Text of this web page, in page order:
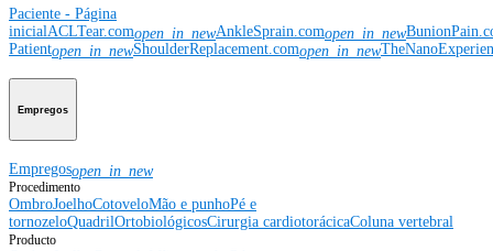
Paciente - Página
inicialACLTear.comopen_in_newAnkleSprain.comopen_in_new
Patientopen_in_newShoulderReplacement.comopen_in_new
Empregos
Empregosopen_in_new
Procedimento
OmbroJoelhoCotoveloMão e punhoPé e
tornozeloQuadrilOrtobiológicosCirurgia cardiotorácicaColuna vertebral
Producto